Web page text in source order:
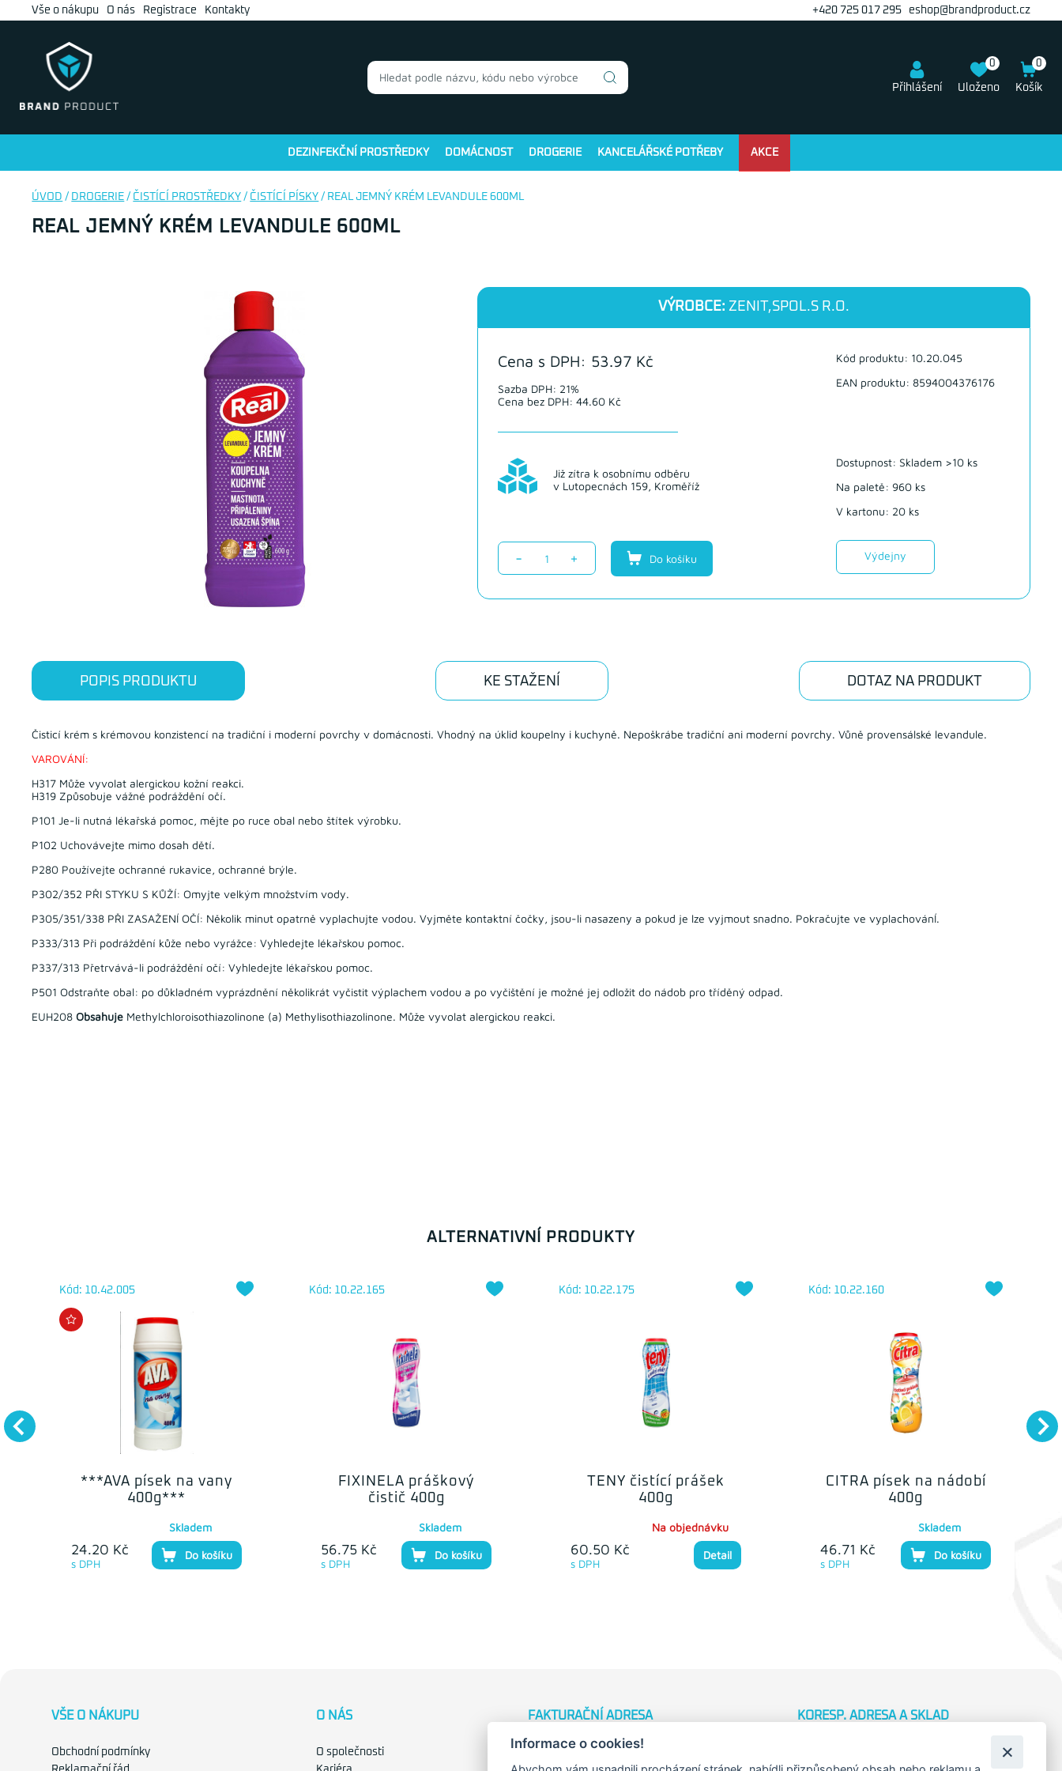
Vše o nákupu O nás Registrace Kontakty +420 725 017 295 eshop@brandproduct.cz
Přihlášení Uloženo
0 0
Košík
DEZINFEKČNÍ PROSTŘEDKY DOMÁCNOST DROGERIE KANCELÁŘSKÉ POTŘEBY AKCE
ÚVOD / DROGERIE / ČISTÍCÍ PROSTŘEDKY / ČISTÍCÍ PÍSKY / REAL JEMNÝ KRÉM LEVANDULE 600ML
REAL JEMNÝ KRÉM LEVANDULE 600ML
VÝROBCE: ZENIT,SPOL.S R.O.
Cena s DPH: 53.97 Kč
Sazba DPH: 21%
Cena bez DPH: 44.60 Kč
Kód produktu: 10.20.045
EAN produktu: 8594004376176
Již zítra k osobnímu odběru
v Lutopecnách 159, Kroměříž
Dostupnost: Skladem >10 ks
Na paletě: 960 ks
V kartonu: 20 ks
- + Do košíku Výdejny
POPIS PRODUKTU KE STAŽENÍ DOTAZ NA PRODUKT
Čisticí krém s krémovou konzistencí na tradiční i moderní povrchy v domácnosti. Vhodný na úklid koupelny i kuchyně. Nepoškrábe tradiční ani moderní povrchy. Vůně provensálské levandule.
VAROVÁNÍ:
H317 Může vyvolat alergickou kožní reakci.
H319 Způsobuje vážné podráždění očí.
P101 Je-li nutná lékařská pomoc, mějte po ruce obal nebo štítek výrobku.
P102 Uchovávejte mimo dosah dětí.
P280 Používejte ochranné rukavice, ochranné brýle.
P302/352 PŘI STYKU S KŮŽÍ: Omyjte velkým množstvím vody.
P305/351/338 PŘI ZASAŽENÍ OČÍ: Několik minut opatrně vyplachujte vodou. Vyjměte kontaktní čočky, jsou-li nasazeny a pokud je lze vyjmout snadno. Pokračujte ve vyplachovánÍ.
P333/313 Při podráždění kůže nebo vyrážce: Vyhledejte lékařskou pomoc.
P337/313 Přetrvává-li podráždění očí: Vyhledejte lékařskou pomoc.
P501 Odstraňte obal: po důkladném vyprázdnění několikrát vyčistit výplachem vodou a po vyčištění je možné jej odložit do nádob pro tříděný odpad.
EUH208Obsahuje Methylchloroisothiazolinone (a) Methylisothiazolinone. Může vyvolat alergickou reakci.
ALTERNATIVNÍ PRODUKTY
***AVA písek na vany
400g***
Kód: 10.42.005
24.20 Kč
s DPH
Skladem
Do košíku
FIXINELA práškový
čistič 400g
Kód: 10.22.165
56.75 Kč
s DPH
Skladem
Do košíku
TENY čistící prášek
400g
Kód: 10.22.175
60.50 Kč
s DPH
Na objednávku
Detail
CITRA písek na nádobí
400g
Kód: 10.22.160
46.71 Kč
s DPH
Skladem
Do košíku
VŠE O NÁKUPU
Obchodní podmínky
O NÁS
O společnosti
FAKTURAČNÍ ADRESA
Družstevní 1394/12
Praha 4 - Nusle, 140 00
KORESP. ADRESA A SKLAD
Kroměříž, 767 01
Informace o cookies!